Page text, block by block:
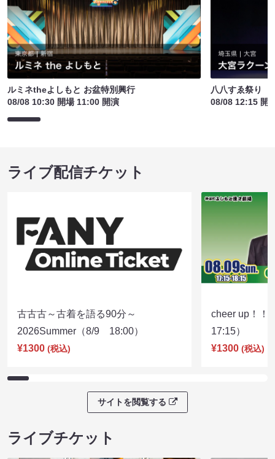
ルミネtheよしもと お盆特別興行
08/08 10:30 開場 11:00 開演
八八すゑ祭り
08/08 12:15 開
ライブ配信チケット
古古古～古着を語る90分～
2026Summer（8/9 18:00）
¥1300 (税込)
cheer up！
17:15）
¥1300 (税込)
サイトを閲覧する
ライブチケット